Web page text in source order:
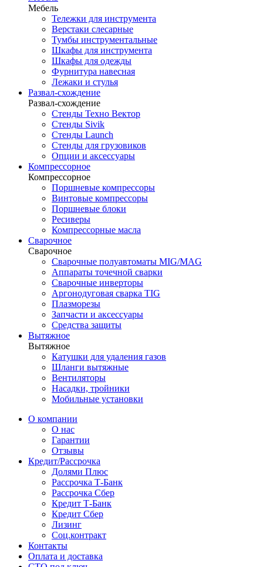
Мебель
Тележки для инструмента
Верстаки слесарные
Тумбы инструментальные
Шкафы для инструмента
Шкафы для одежды
Фурнитура навесная
Лежаки и стулья
Развал-схождение
Развал-схождение
Стенды Техно Вектор
Стенды Sivik
Стенды Launch
Стенды для грузовиков
Опции и аксессуары
Компрессорное
Компрессорное
Поршневые компрессоры
Винтовые компрессоры
Поршневые блоки
Ресиверы
Компрессорные масла
Сварочное
Сварочное
Сварочные полуавтоматы MIG/MAG
Аппараты точечной сварки
Сварочные инверторы
Аргонодуговая сварка TIG
Плазморезы
Запчасти и аксессуары
Средства защиты
Вытяжное
Вытяжное
Катушки для удаления газов
Шланги вытяжные
Вентиляторы
Насадки, тройники
Мобильные установки
О компании
О нас
Гарантии
Отзывы
Кредит/Рассрочка
Долями Плюс
Рассрочка Т-Банк
Рассрочка Сбер
Кредит Т-Банк
Кредит Сбер
Лизинг
Соц.контракт
Контакты
Оплата и доставка